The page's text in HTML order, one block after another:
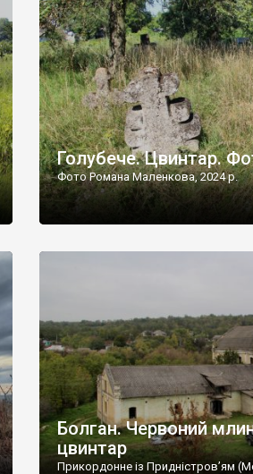
[…]
Голубече. Цвинтар.
Фото Романа Маленкова, 2024 р.
Болган. Червоний
цвинтар
Прикордонне із Придністров’ям